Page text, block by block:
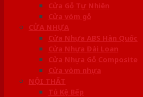
Cửa Gỗ Tự Nhiên
Cửa vòm gỗ
CỬA NHỰA
Cửa Nhựa ABS Hàn Quốc
Cửa Nhựa Đài Loan
Cửa Nhựa Gỗ Composite
Cửa vòm nhựa
NỘI THẤT
Tủ Kệ Bếp